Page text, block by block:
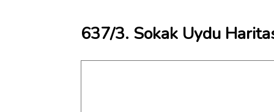
637/3. Sokak Uydu